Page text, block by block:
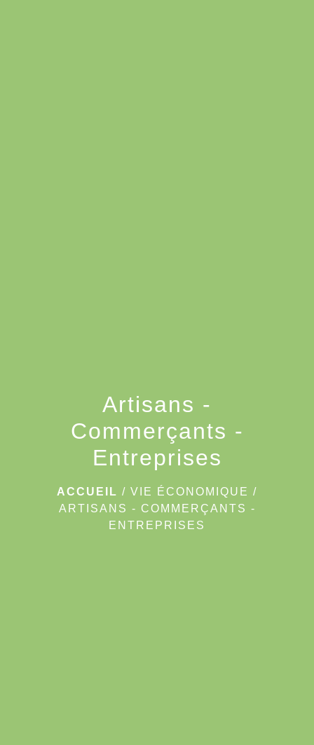
Artisans -
Commerçants -
Entreprises
ACCUEIL / VIE ÉCONOMIQUE /
ARTISANS - COMMERÇANTS -
ENTREPRISES